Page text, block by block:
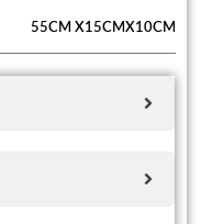
55CM X15CMX10CM